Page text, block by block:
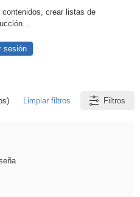
contenidos, crear listas de
sesión
Limpiar filtros Filtros